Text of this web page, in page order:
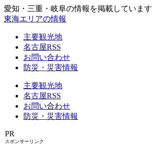
愛知・三重・岐阜の情報を掲載しています
東海エリアの情報
主要観光地
名古屋RSS
お問い合わせ
防災・災害情報
主要観光地
名古屋RSS
お問い合わせ
防災・災害情報
PR
スポンサーリンク